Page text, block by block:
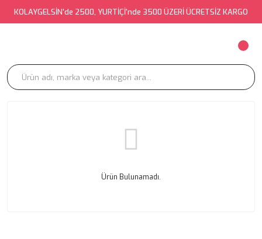
KOLAYGELSİN'de 2500, YURTİÇİ'nde 3500 ÜZERİ ÜCRETSİZ KARGO
Ürün Bulunamadı.